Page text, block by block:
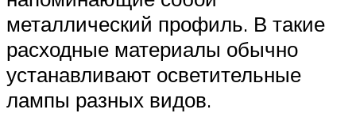
металлический профиль. В такие
расходные материалы обычно
устанавливают осветительные
лампы разных видов.